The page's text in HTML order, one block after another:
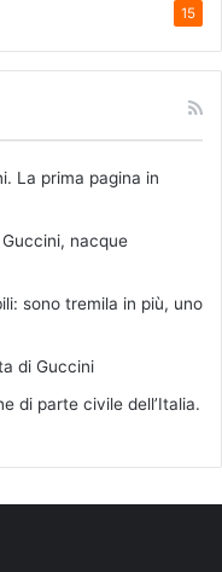
15
La prima pagina in
nacque
sono tremila in più, uno
di Guccini
di parte civile dell’Italia.